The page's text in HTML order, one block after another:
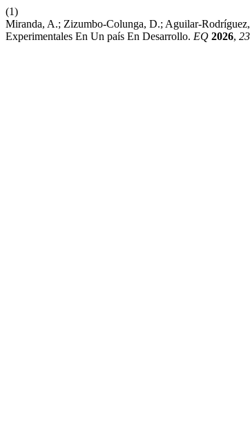
(1)
Miranda, A.; Zizumbo-Colunga, D.; Aguilar-
Experimentales En Un país En Desarrollo. EQ 2026, 23